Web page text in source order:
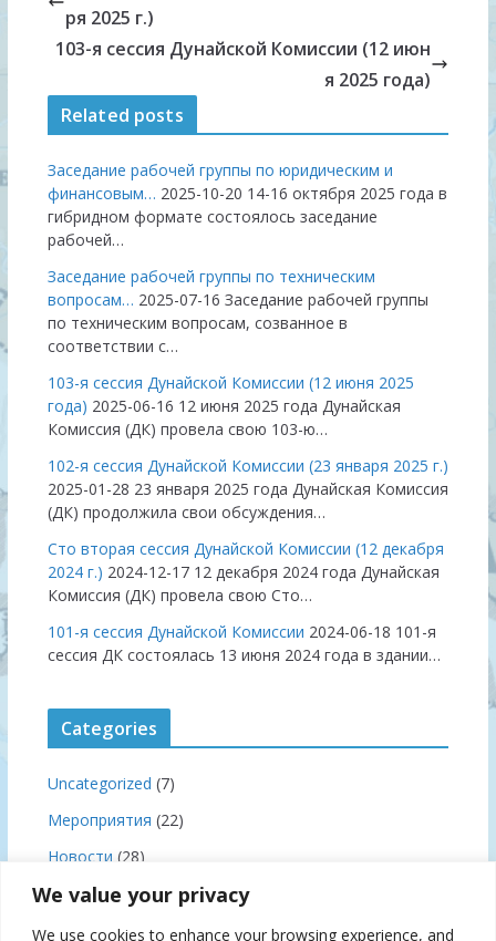
We value your privacy
We use cookies to enhance your browsing experience, and
ря 2025 г.)
103-я сессия Дунайской Комиссии (12 июн
я 2025 года)
Related posts
Заседание рабочей группы по юридическим и
финансовым… 2025-10-20 14-16 октября 2025 года в
гибридном формате состоялось заседание
рабочей…
Заседание рабочей группы по техническим
вопросам… 2025-07-16 Заседание рабочей группы
по техническим вопросам, созванное в
соответствии с…
103-я сессия Дунайской Комиссии (12 июня 2025
года) 2025-06-16 12 июня 2025 года Дунайская
Комиссия (ДК) провела свою 103-ю…
102-я сессия Дунайской Комиссии (23 января 2025 г.)
2025-01-28 23 января 2025 года Дунайская Комиссия
(ДК) продолжила свои обсуждения…
Сто вторая сессия Дунайской Комиссии (12 декабря
2024 г.) 2024-12-17 12 декабря 2024 года Дунайская
Комиссия (ДК) провела свою Сто…
101-я сессия Дунайской Комиссии 2024-06-18 101-я
сессия ДК состоялась 13 июня 2024 года в здании…
Categories
Uncategorized (7)
Мероприятия (22)
Новости (28)
Правила плавания(3)
Совещании(19)